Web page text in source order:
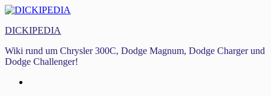
Zum
springen
DICKIPEDIA
Wiki rund um Chrysler 300C, Dodge Magnum, Dodge Charger und
Dodge Challenger!